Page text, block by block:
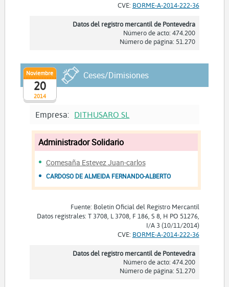
CVE: BORME-A-2014-222-36
Datos del registro mercantil de Pontevedra
Número de acto: 474.200
Número de página: 51.270
2014
Noviembre
20
Ceses/Dimisiones
Empresa: DITHUSARO SL
Administrador Solidario
Comesaña Estevez Juan-carlos
CARDOSO DE ALMEIDA FERNANDO-ALBERTO
Fuente: Boletín Oficial del Registro Mercantil
Datos registrales: T 3708, L 3708, F 186, S 8, H PO 51276,
I/A 3 (10/11/2014)
CVE: BORME-A-2014-222-36
Datos del registro mercantil de Pontevedra
Número de acto: 474.200
Número de página: 51.270